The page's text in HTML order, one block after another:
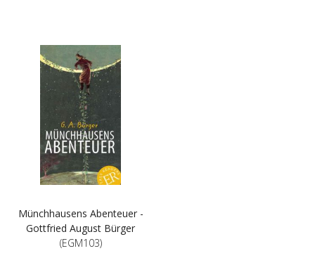
Münchhausens Abenteuer -
Gottfried August Bürger
(EGM103)